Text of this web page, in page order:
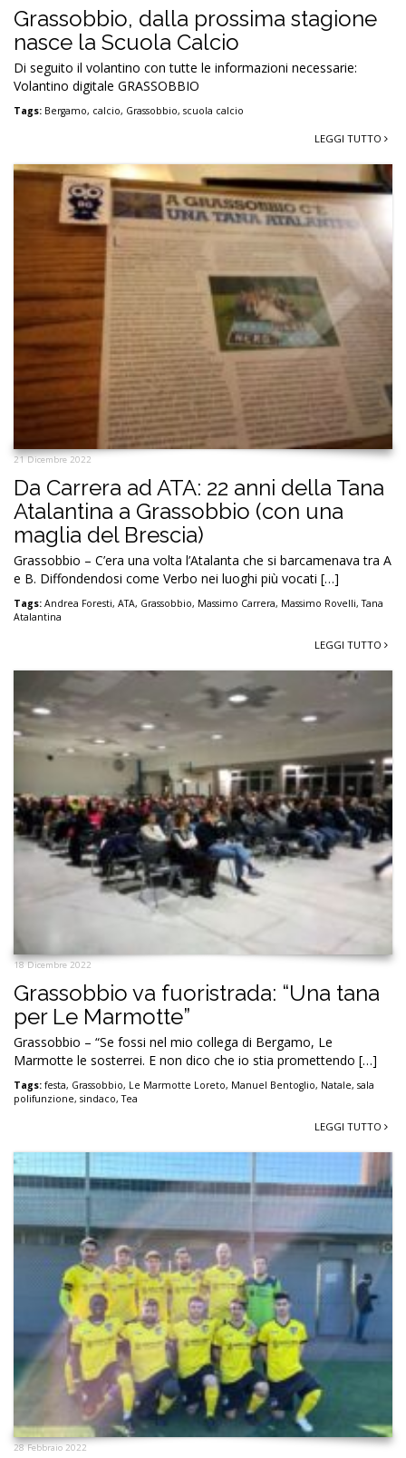
Grassobbio, dalla prossima stagione
nasce la Scuola Calcio
Di seguito il volantino con tutte le informazioni necessarie:
Volantino digitale GRASSOBBIO
Tags: Bergamo, calcio, Grassobbio, scuola calcio
LEGGI TUTTO
21 Dicembre 2022
Da Carrera ad ATA: 22 anni della Tana
Atalantina a Grassobbio (con una
maglia del Brescia)
Grassobbio – C’era una volta l’Atalanta che si barcamenava tra A
e B. Diffondendosi come Verbo nei luoghi più vocati […]
Tags: Andrea Foresti, ATA, Grassobbio, Massimo Carrera, Massimo Rovelli,Tana
Atalantina
LEGGI TUTTO
18 Dicembre 2022
Grassobbio va fuoristrada: “Una tana
per Le Marmotte”
Grassobbio – “Se fossi nel mio collega di Bergamo, Le
Marmotte le sosterrei. E non dico che io stia promettendo […]
Tags: festa, Grassobbio, Le Marmotte Loreto, Manuel Bentoglio, Natale, sala
polifunzione, sindaco,Tea
LEGGI TUTTO
28 Febbraio 2022